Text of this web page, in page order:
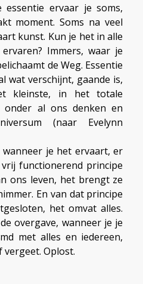
essentie ervaar je soms,
moment. Soms na veel
kunst. Kun je het in alle
Immers, waar je
de Weg. Essentie
wat verschijnt, gaande is,
kleinste, in het totale
onder al ons denken en
(naar Evelynn
je het ervaart, er
functionerend principe
ons leven, het brengt ze
En van dat principe
het omvat alles.
overgave, wanneer je je
met alles en iedereen,
Oplost.